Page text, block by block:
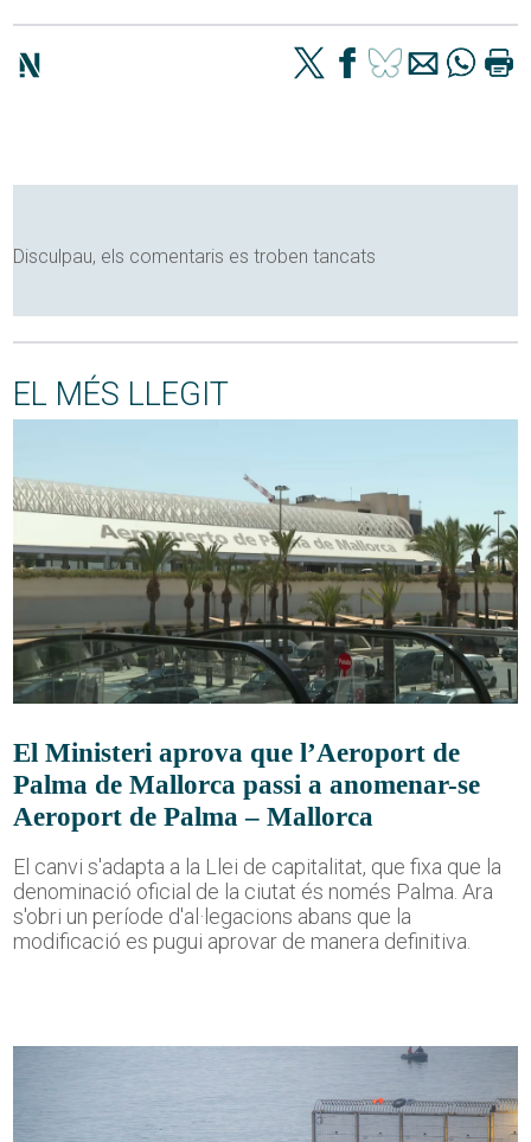
Disculpau, els comentaris es troben tancats
EL MÉS LLEGIT
El Ministeri aprova que l’Aeroport de
Palma de Mallorca passi a anomenar-se
Aeroport de Palma – Mallorca
El canvi s'adapta a la Llei de capitalitat, que fixa que la
denominació oficial de la ciutat és només Palma. Ara
s'obri un període d'al·legacions abans que la
modificació es pugui aprovar de manera definitiva.